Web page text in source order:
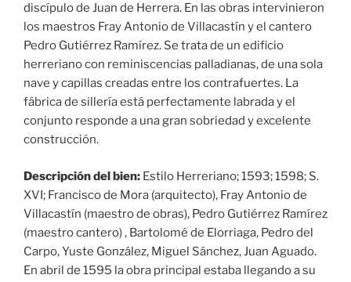
discípulo de Juan de Herrera. En las obras intervinieron
los maestros Fray Antonio de Villacastín y el cantero
Pedro Gutiérrez Ramírez. Se trata de un edificio
herreriano con reminiscencias palladianas, de una sola
nave y capillas creadas entre los contrafuertes. La
fábrica de sillería está perfectamente labrada y el
conjunto responde a una gran sobriedad y excelente
construcción.
Descripción del bien: Estilo Herreriano; 1593; 1598; S.
XVI; Francisco de Mora (arquitecto), Fray Antonio de
Villacastín (maestro de obras), Pedro Gutiérrez Ramírez
(maestro cantero) , Bartolomé de Elorriaga, Pedro del
Carpo, Yuste González, Miguel Sánchez, Juan Aguado.
En abril de 1595 la obra principal estaba llegando a su